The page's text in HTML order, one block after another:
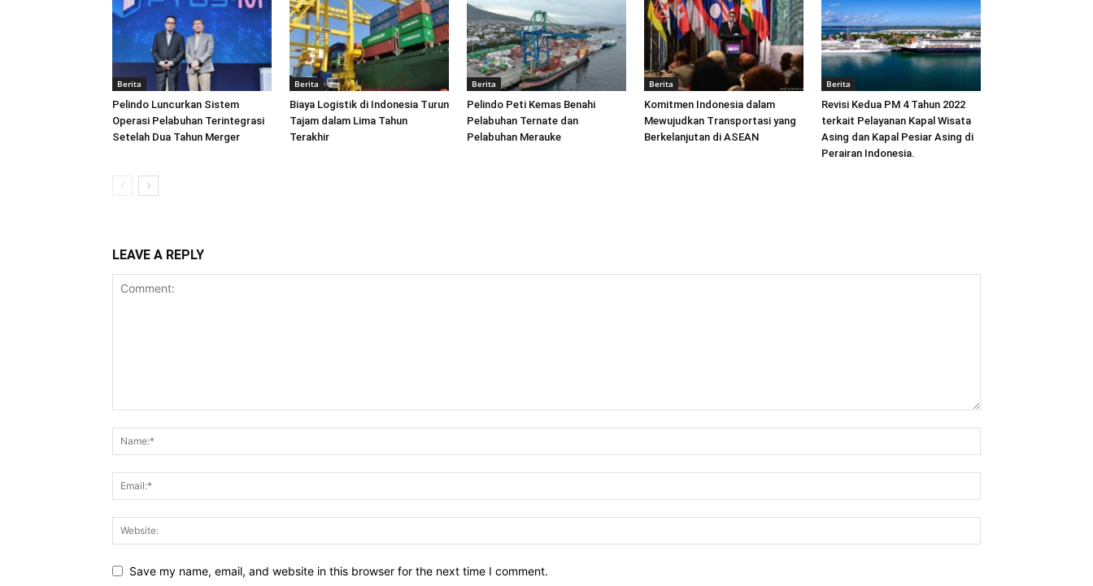
Berita
Pelindo Luncurkan Sistem
Operasi Pelabuhan Terintegrasi
Setelah Dua Tahun Merger
Berita
Biaya Logistik di Indonesia Turun
Tajam dalam Lima Tahun
Terakhir
Berita
Pelindo Peti Kemas Benahi
Pelabuhan Ternate dan
Pelabuhan Merauke
Berita
Komitmen Indonesia dalam
Mewujudkan Transportasi yang
Berkelanjutan di ASEAN
Berita
Revisi Kedua PM 4 Tahun 2022
terkait Pelayanan Kapal Wisata
Asing dan Kapal Pesiar Asing di
Perairan Indonesia.
LEAVE A REPLY
Save my name, email, and website in this browser for the next time I comment.